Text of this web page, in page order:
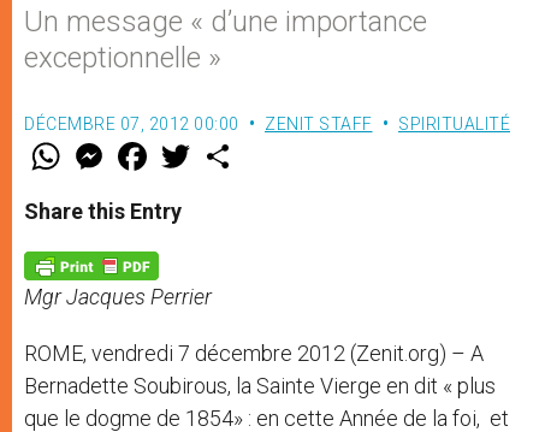
Un message « d’une importance
exceptionnelle »
DÉCEMBRE 07, 2012 00:00 ZENIT STAFF SPIRITUALITÉ
W
t
s
p
p
M
e
s
e
g
e
r
F
a
e
b
o
k
w
Share this Entry
Mgr Jacques Perrier
ROME, vendredi 7 décembre 2012 (Zenit.org) – A
Bernadette Soubirous, la Sainte Vierge en dit « plus
que le dogme de 1854» : en cette Année de la foi, et